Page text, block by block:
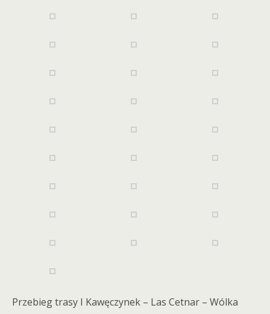
Przebieg trasy I Kawęczynek – Las Cetnar – Wólka